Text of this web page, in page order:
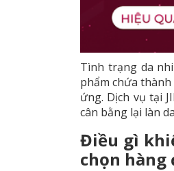
Tình trạng da
phẩm chứa
ứng. Dịch vụ tại
cân bằng lại làn
Điều gì
chọn hàng